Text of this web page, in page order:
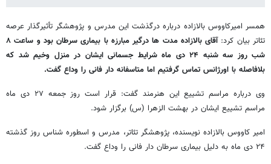
همسر امیرکاووس بالازاده درباره درگذشت این مدرس و پژوهشگر تأثیرگذار عرصه
تئاتر بیان کرد:
آقای بالازاده مدت ها درگیر مبارزه با بیماری سرطان بود و ساعت ۸
شب روز سه شنبه ۲۴ دی ماه شرایط جسمانی ایشان در منزل وخیم شد که
بلافاصله با اورژانس تماس گرفتیم اما متاسفانه دار فانی را وداع گفت.
وی درباره مراسم تشییع این هنرمند گفت: قرار است روز جمعه ۲۷ دی ماه
مراسم تشییع ایشان در بهشت الزهرا (س) برگزار شود.
امیر کاووس بالازاده نویسنده، پژوهشگر تئاتر، مدرس و اسطوره شناس روز گذشته
۲۴ دی ماه به دلیل بیماری سرطان دار فانی را وداع گفت.